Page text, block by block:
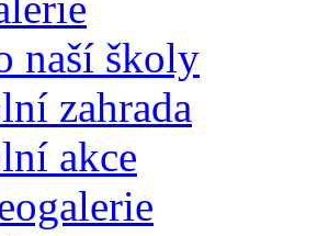
naší školy
zahrada
akce